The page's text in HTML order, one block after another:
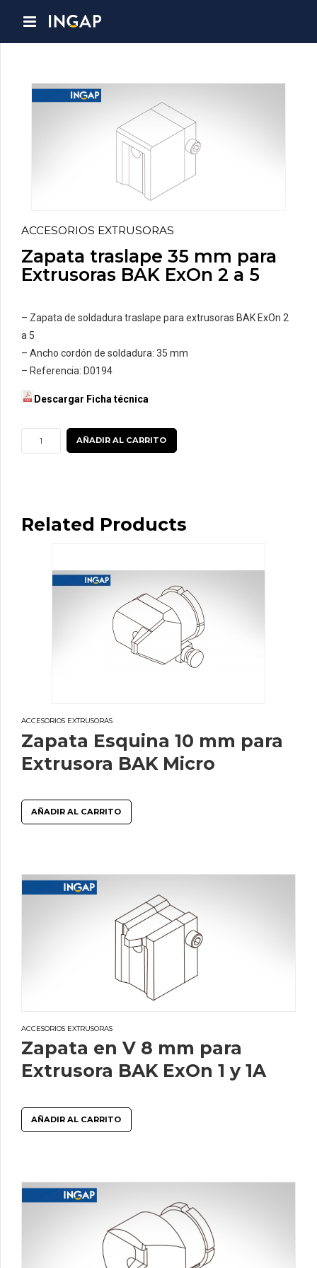
ACCESORIOS EXTRUSORAS
Zapata traslape 35 mm para
Extrusoras BAK ExOn 2 a 5
– Zapata de soldadura traslape para extrusoras BAK ExOn 2
a 5
– Ancho cordón de soldadura: 35 mm
– Referencia: D0194
Descargar Ficha técnica
Zapata
traslape
Extrusoras
AÑADIR AL CARRITO
Related Products
ACCESORIOS EXTRUSORAS
Zapata Esquina 10 mm para
Extrusora BAK Micro
AÑADIR AL CARRITO
ACCESORIOS EXTRUSORAS
Zapata en V 8 mm para
Extrusora BAK ExOn 1 y 1A
AÑADIR AL CARRITO